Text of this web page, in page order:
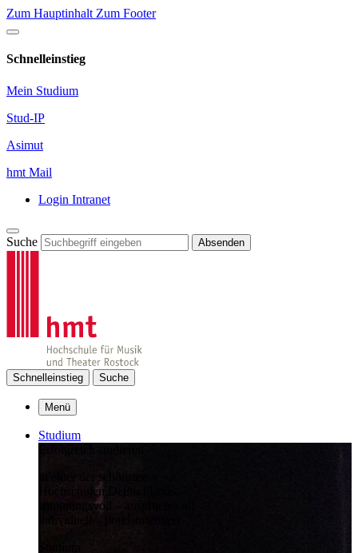
Zum Hauptinhalt Zum Footer
Schnelleinstieg
Mein Studium
Stud-IP
Asimut
hmt Mail
Login Intranet
Suche Absenden
Schnelleinstieg Suche
Menü
Studium
in einer der schönsten
Hochschulen Deutschlands:
stimmungsvoll – anspruchsvoll –
individuell – praxisorientiert